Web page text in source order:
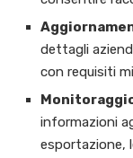
dettagli
con requisiti
informazioni
esportazione,